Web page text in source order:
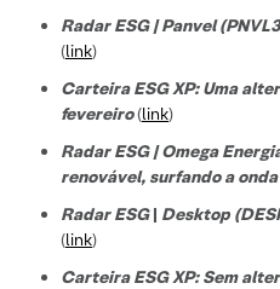
Radar ESG | Panvel
(link)
Carteira ESG XP: Uma
fevereiro(link)
Radar ESG | Omega
renovável, surfando a
Radar ESG| Desktop
(link)
Carteira ESG XP: Sem